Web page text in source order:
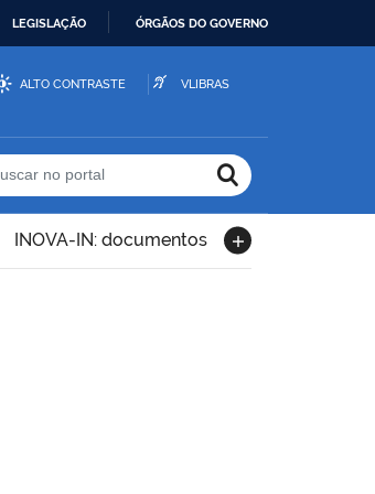
LEGISLAÇÃO ÓRGÃOS DO GOVERNO
ALTO CONTRASTE VLIBRAS
Buscar no portal
INOVA-IN: documentos